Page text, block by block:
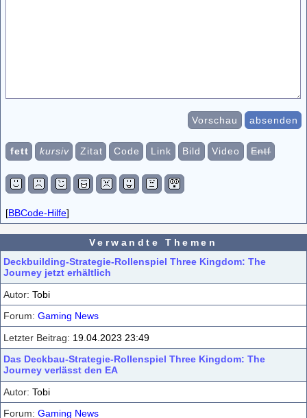
Vorschau absenden
fett kursiv Zitat Code Link Bild Video Entf
[BBCode-Hilfe]
Verwandte Themen
Deckbuilding-Strategie-Rollenspiel Three Kingdom: The
Journey jetzt erhältlich
Tobi
Gaming News
19.04.2023 23:49
Das Deckbau-Strategie-Rollenspiel Three Kingdom: The
Journey verlässt den EA
Tobi
Gaming News